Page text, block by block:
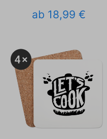
ab 18,99 €